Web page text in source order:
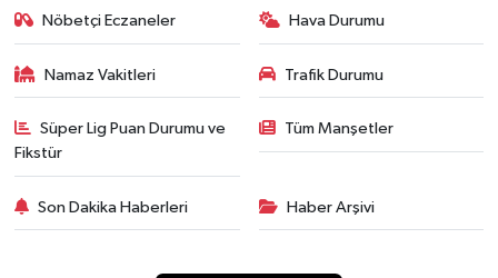
Nöbetçi Eczaneler Hava Durumu
Namaz Vakitleri Trafik Durumu
Süper Lig Puan Durumu ve
Fikstür
Tüm Manşetler
Son Dakika Haberleri Haber Arşivi